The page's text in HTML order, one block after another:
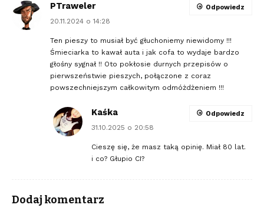
PTraweler
20.11.2024 o 14:28
Ten pieszy to musiał być głuchoniemy niewidomy !!!
Śmieciarka to kawał auta i jak cofa to wydaje bardzo
głośny sygnał !! Oto pokłosie durnych przepisów o
pierwszeństwie pieszych, połączone z coraz
powszechniejszym całkowitym odmóżdżeniem !!!
Odpowiedz
Kaśka
31.10.2025 o 20:58
Cieszę się, że masz taką opinię. Miał 80 lat.
i co? Głupio CI?
Odpowiedz
Dodaj komentarz